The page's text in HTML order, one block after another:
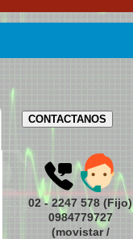
CONTACTANOS
02 - 2247 578 (Fijo)
0984779727
(movistar /